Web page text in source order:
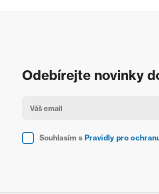
Odebírejte novinky
Souhlasím s Pravidly pro